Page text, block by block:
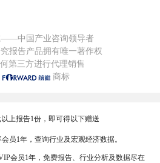
——中国产业咨询领导者
报告产品拥有唯一著作权
方进行代理销售
商标
以上报告1份，即可得以下赠送
员1年，查询行业及宏观经济数据。
会员1年，免费报告、行业分析及数据尽在